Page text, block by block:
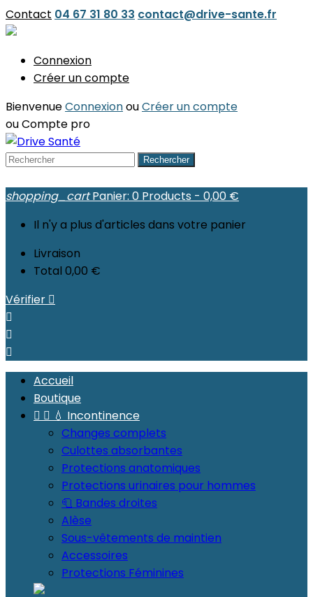
Contact 04 67 31 80 33 contact@drive-sante.fr
Connexion
Créer un compte
BienvenueConnexionouCréer un compte
ouCompte pro
Rechercher
shopping_cart Panier: 0 Products - 0,00 €
Il n'y a plus d'articles dans votre panier
Livraison
Total 0,00 €
Vérifier 



Accueil
Boutique
  💧 Incontinence
Changes complets
Culottes absorbantes
Protections anatomiques
Protections urinaires pour hommes
🧻 Bandes droites
Alèse
Sous-vêtements de maintien
Accessoires
Protections Féminines